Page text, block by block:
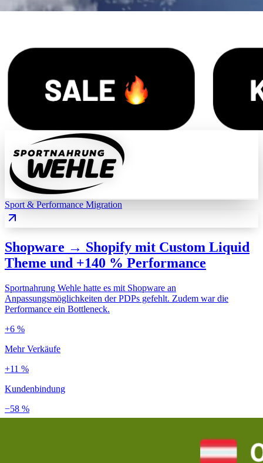
Sport & Performance Migration
Shopware → Shopify mit Custom Liquid
Theme und +140 % Performance
Sportnahrung Wehle hatte es mit Shopware an
Anpassungsmöglichkeiten der PDPs gefehlt. Zudem war die
Performance ein Bottleneck.
+6 %
Mehr Verkäufe
+11 %
Kundenbindung
−58 %